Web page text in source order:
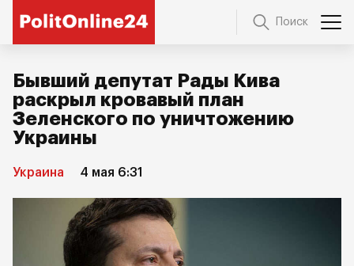
Поиск
Бывший депутат Рады Кива
раскрыл кровавый план
Зеленского по уничтожению
Украины
Украина 4 мая 6:31